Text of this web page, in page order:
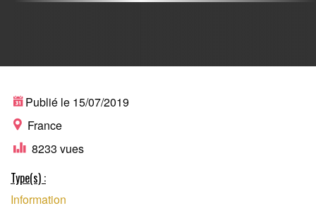
SLOWMÉDIA DÉDIÉ
AU JOURNALISME
Publié le 15/07/2019
France
8233 vues
Type(s) :
Information